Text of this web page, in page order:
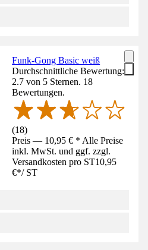
Funk-Gong Basic weiß
Durchschnittliche Bewertung:
2.7 von 5 Sternen. 18
Bewertungen.
(18)
Preis — 10,95 € * Alle Preise
inkl. MwSt. und ggf. zzgl.
Versandkosten pro ST10,95
€*/ ST